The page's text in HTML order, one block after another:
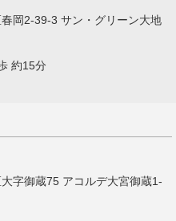
岡2-39-3 サン・グリーン大地
約15分
字御蔵75 アコルデ大宮御蔵1-